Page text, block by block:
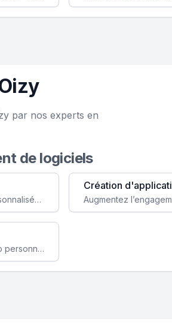
par nos experts en
de logiciels
Faites évoluer votre business avec des solutions logicielles personnalisées, parfaitement adaptées à vos besoins spécifiques.
Création
Améliorez l'efficacité de votre société avec une application web personnalisée accessible partout et tout le temps.